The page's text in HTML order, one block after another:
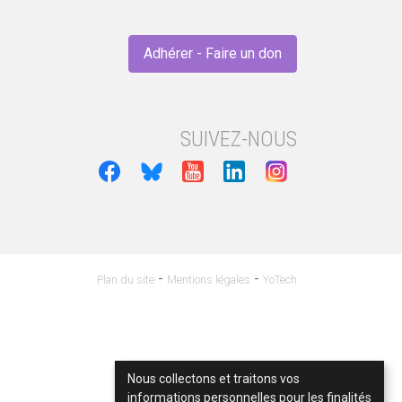
Adhérer - Faire un don
SUIVEZ-NOUS
Plan du site - Mentions légales - YoTech
Nous collectons et traitons vos
informations personnelles pour les finalités